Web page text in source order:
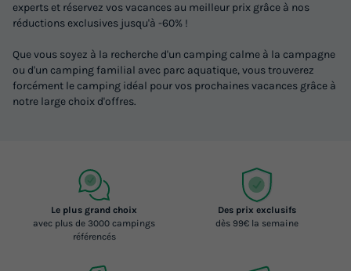
experts et réservez vos vacances au meilleur prix grâce à nos
réductions exclusives jusqu'à -60% !
Que vous soyez à la recherche d'un camping calme à la campagne
ou d'un camping familial avec parc aquatique, vous trouverez
forcément le camping idéal pour vos prochaines vacances grâce à
notre large choix d'offres.
Le plus grand choix
avec plus de 3000 campings
référencés
Des prix exclusifs
dès 99€ la semaine